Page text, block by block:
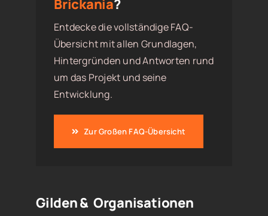
Brickania?
Entdecke die vollständige FAQ-
Übersicht mit allen Grundlagen,
Hintergründen und Antworten rund
um das Projekt und seine
Entwicklung.
Zur Großen FAQ-Übersicht
Gilden & Organisationen